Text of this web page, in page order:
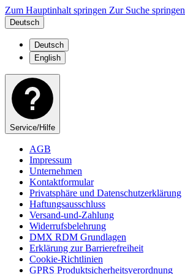
Zum Hauptinhalt springen Zur Suche springen
Deutsch
Deutsch
English
Service/Hilfe
AGB
Impressum
Unternehmen
Kontaktformular
Privatsphäre und Datenschutzerklärung
Haftungsausschluss
Versand-und-Zahlung
Widerrufsbelehrung
DMX RDM Grundlagen
Erklärung zur Barrierefreiheit
Cookie-Richtlinien
GPRS Produktsicherheitsverordnung